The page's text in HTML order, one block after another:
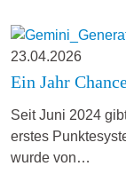
23.04.2026
Ein Jahr
Seit Juni 2024
erstes
wurde von…